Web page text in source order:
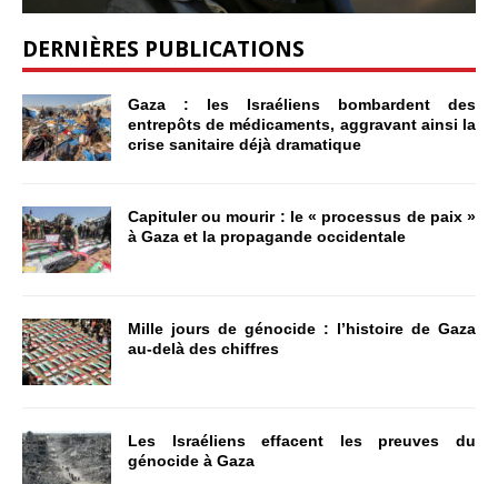
DERNIÈRES PUBLICATIONS
Gaza : les Israéliens bombardent des
entrepôts de médicaments, aggravant ainsi la
crise sanitaire déjà dramatique
Capituler ou mourir : le « processus de paix »
à Gaza et la propagande occidentale
Mille jours de génocide : l’histoire de Gaza
au-delà des chiffres
Les Israéliens effacent les preuves du
génocide à Gaza